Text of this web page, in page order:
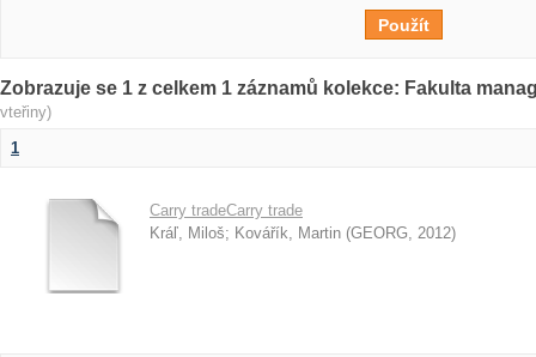
Zobrazuje se 1 z celkem 1 záznamů kolekce: Fakulta
vteřiny)
1
Carry tradeCarry trade
Kráľ, Miloš; Kovářík, Martin (GEORG, 2012)